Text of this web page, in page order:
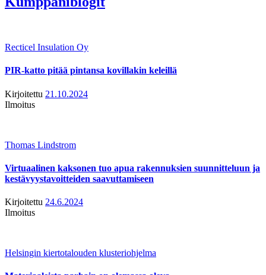
Recticel Insulation Oy
PIR-katto pitää pintansa kovillakin keleillä
Kirjoitettu 21.10.2024
Ilmoitus
Thomas Lindstrom
Virtuaalinen kaksonen tuo apua rakennuksien suunnitteluun ja
kestävyystavoitteiden saavuttamiseen
Kirjoitettu 24.6.2024
Ilmoitus
Helsingin kiertotalouden klusteriohjelma